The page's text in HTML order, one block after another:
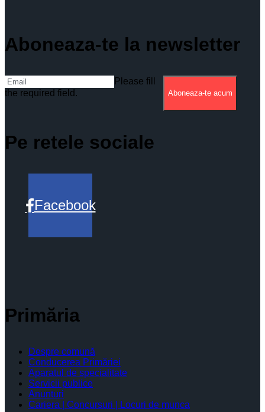
Aboneaza-te la newsletter
Please fill
the required field.
Aboneaza-te acum
Pe retele sociale
Facebook
Primăria
Despre comună
Conducerea Primăriei
Aparatul de specialitate
Servicii publice
Anunturi
Cariera | Concursuri | Locuri de munca